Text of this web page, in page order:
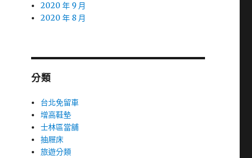
2020 年 9 月
2020 年 8 月
分類
台北免留車
增高鞋墊
士林區當舖
抽屜床
旅遊分類